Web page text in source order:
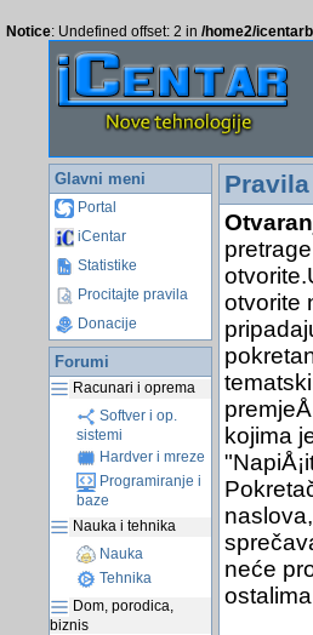
Notice: Undefined offset: 2 in /home2/
Glavni meni
Portal
iCentar
Statistike
Procitajte pravila
Donacije
Forumi
Racunari i oprema
Softver i op.
sistemi
Hardver i mreze
Programiranje i
baze
Nauka i tehnika
Nauka
Tehnika
Dom, porodica,
biznis
otvorite
kojima
neće